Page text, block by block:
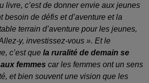
livre, c’est de donner envie aux jeunes
besoin de défis et d’aventure et la
terrain d’aventure pour les jeunes,
y, investissez-vous ». Et le
c’est que la ruralité de demain se
femmes car les femmes ont un sens
et bien souvent une vision que les